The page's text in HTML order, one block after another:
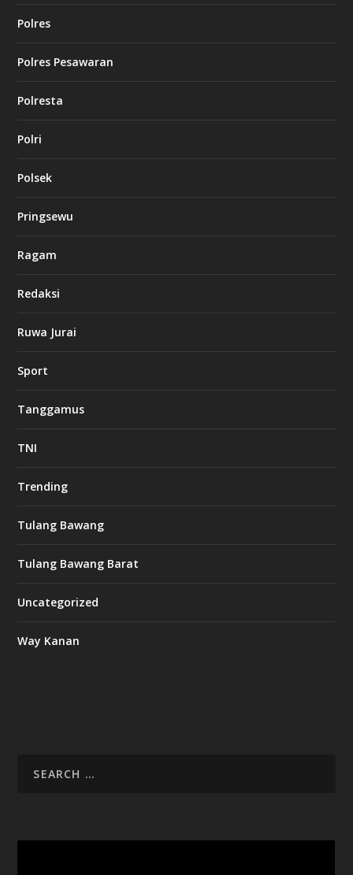
Polres
Polres Pesawaran
Polresta
Polri
Polsek
Pringsewu
Ragam
Redaksi
Ruwa Jurai
Sport
Tanggamus
TNI
Trending
Tulang Bawang
Tulang Bawang Barat
Uncategorized
Way Kanan